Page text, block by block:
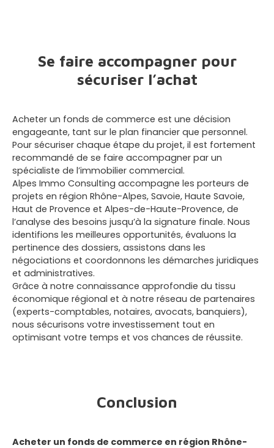
Se faire accompagner pour
sécuriser l’achat
Acheter un fonds de commerce est une décision
engageante, tant sur le plan financier que personnel.
Pour sécuriser chaque étape du projet, il est fortement
recommandé de se faire accompagner par un
spécialiste de l’immobilier commercial.
Alpes Immo Consulting accompagne les porteurs de
projets en région Rhône-Alpes, Savoie, Haute Savoie,
Haut de Provence et Alpes-de-Haute-Provence, de
l’analyse des besoins jusqu’à la signature finale. Nous
identifions les meilleures opportunités, évaluons la
pertinence des dossiers, assistons dans les
négociations et coordonnons les démarches juridiques
et administratives.
Grâce à notre connaissance approfondie du tissu
économique régional et à notre réseau de partenaires
(experts-comptables, notaires, avocats, banquiers),
nous sécurisons votre investissement tout en
optimisant votre temps et vos chances de réussite.
Conclusion
Acheter un fonds de commerce en région Rhône-